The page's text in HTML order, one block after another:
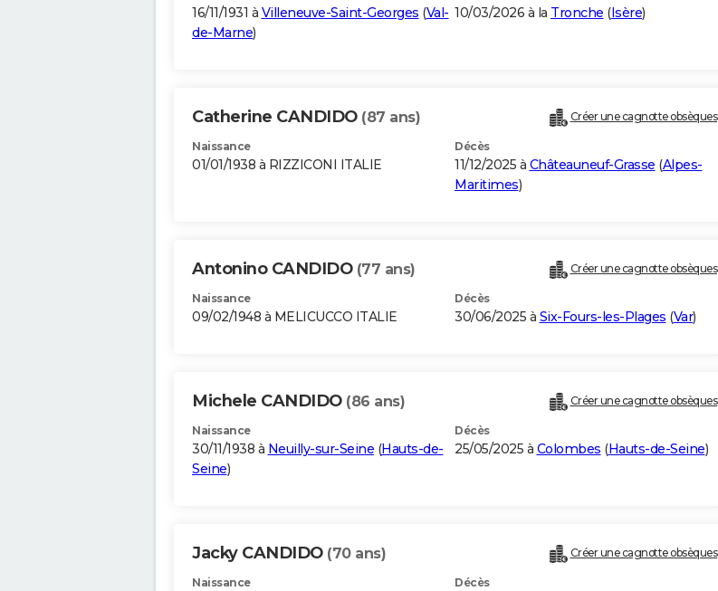
16/11/1931 à Villeneuve-Saint-Georges (Val-
de-Marne)
10/03/2026 à la Tronche (Isère)
Catherine CANDIDO (87 ans) Créer une cagnotte obsèques
Naissance
01/01/1938 à RIZZICONI ITALIE
Décès
11/12/2025 à Châteauneuf-Grasse (Alpes-
Maritimes)
Antonino CANDIDO (77 ans) Créer une cagnotte obsèques
Naissance
09/02/1948 à MELICUCCO ITALIE
Décès
30/06/2025 à Six-Fours-les-Plages (Var)
Michele CANDIDO (86 ans) Créer une cagnotte obsèques
Naissance
30/11/1938 à Neuilly-sur-Seine (Hauts-de-
Seine)
Décès
25/05/2025 à Colombes (Hauts-de-Seine)
Jacky CANDIDO (70 ans) Créer une cagnotte obsèques
Naissance Décès